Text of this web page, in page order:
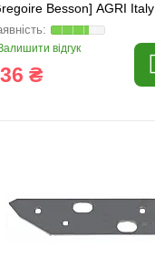
Besson] AGRI Italy
відгук
₴